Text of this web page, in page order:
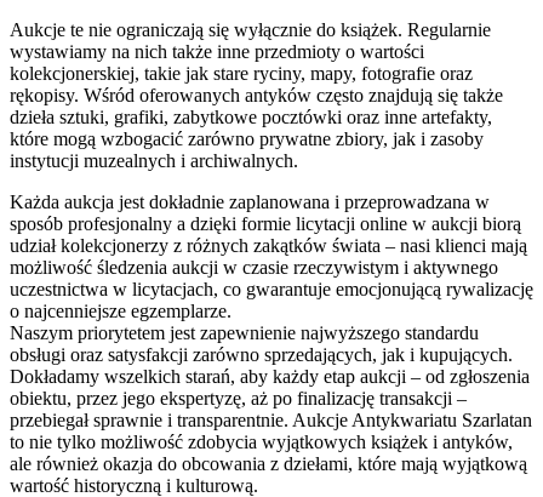
Aukcje te nie ograniczają się wyłącznie do książek. Regularnie
wystawiamy na nich także inne przedmioty o wartości
kolekcjonerskiej, takie jak stare ryciny, mapy, fotografie oraz
rękopisy. Wśród oferowanych antyków często znajdują się także
dzieła sztuki, grafiki, zabytkowe pocztówki oraz inne artefakty,
które mogą wzbogacić zarówno prywatne zbiory, jak i zasoby
instytucji muzealnych i archiwalnych.
Każda aukcja jest dokładnie zaplanowana i przeprowadzana w
sposób profesjonalny a dzięki formie licytacji online w aukcji biorą
udział kolekcjonerzy z różnych zakątków świata – nasi klienci mają
możliwość śledzenia aukcji w czasie rzeczywistym i aktywnego
uczestnictwa w licytacjach, co gwarantuje emocjonującą rywalizację
o najcenniejsze egzemplarze.
Naszym priorytetem jest zapewnienie najwyższego standardu
obsługi oraz satysfakcji zarówno sprzedających, jak i kupujących.
Dokładamy wszelkich starań, aby każdy etap aukcji – od zgłoszenia
obiektu, przez jego ekspertyzę, aż po finalizację transakcji –
przebiegał sprawnie i transparentnie. Aukcje Antykwariatu Szarlatan
to nie tylko możliwość zdobycia wyjątkowych książek i antyków,
ale również okazja do obcowania z dziełami, które mają wyjątkową
wartość historyczną i kulturową.